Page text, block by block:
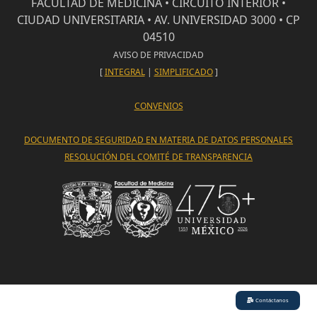
CIUDAD UNIVERSITARIA • AV. UNIVERSIDAD 3000 • CP
04510
AVISO DE PRIVACIDAD
[INTEGRAL| SIMPLIFICADO]
CONVENIOS
DOCUMENTO DE SEGURIDAD EN MATERIA DE DATOS PERSONALES
RESOLUCIÓN DEL COMITÉ DE TRANSPARENCIA
Contáctanos